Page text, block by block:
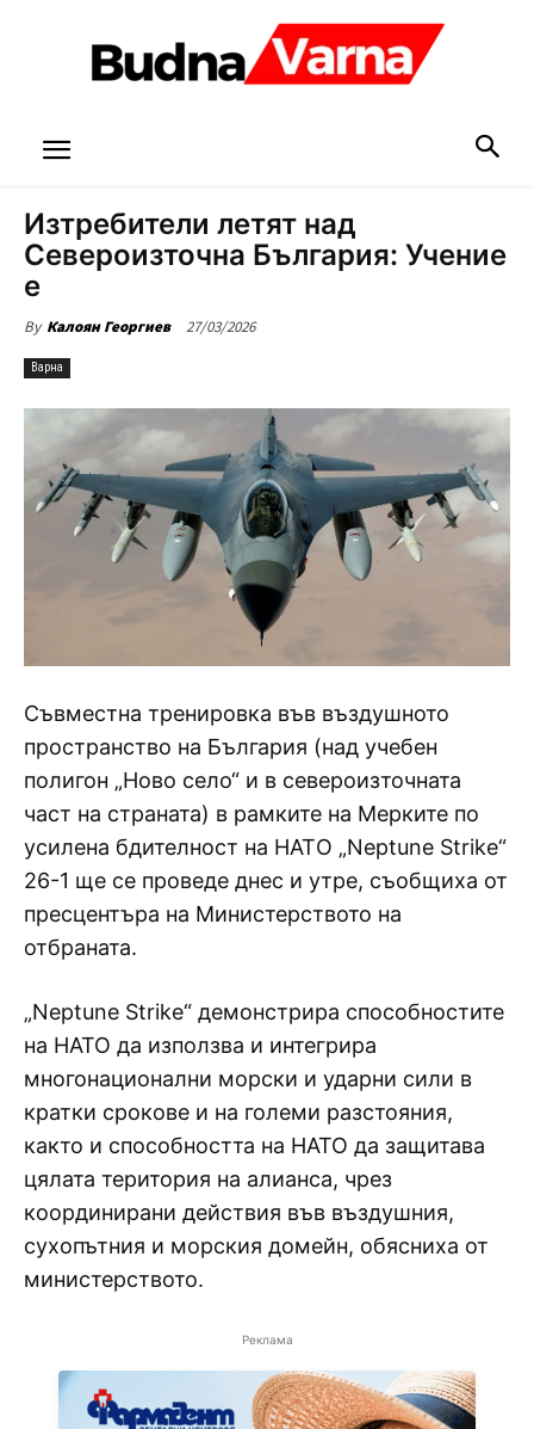
Изтребители летят над
Североизточна България: Учение
е
By Калоян Георгиев 27/03/2026
Варна
Съвместна тренировка във въздушното
пространство на България (над учебен
полигон „Ново село“ и в североизточната
част на страната) в рамките на Мерките по
усилена бдителност на НАТO „Neptune Strike“
26-1 ще се проведе днес и утре, съобщиха от
пресцентъра на Министерството на
отбраната.
„Neptune Strike“ демонстрира способностите
на НАТО да използва и интегрира
многонационални морски и ударни сили в
кратки срокове и на големи разстояния,
както и способността на НАТО да защитава
цялата територия на алианса, чрез
координирани действия във въздушния,
сухопътния и морския домейн, обясниха от
министерството.
Реклама